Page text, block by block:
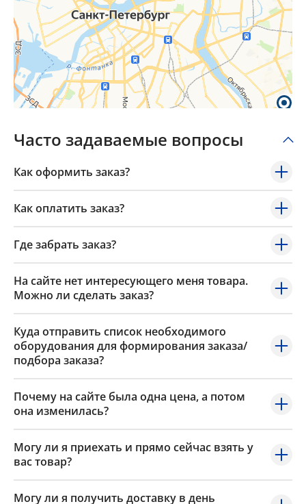
Часто задаваемые вопросы
Как оформить заказ?
Как оплатить заказ?
Где забрать заказ?
На сайте нет интересующего меня товара.
Можно ли сделать заказ?
Куда отправить список необходимого
оборудования для формирования заказа/
подбора заказа?
Почему на сайте была одна цена, а потом
она изменилась?
Могу ли я приехать и прямо сейчас взять у
вас товар?
Могу ли я получить доставку в день